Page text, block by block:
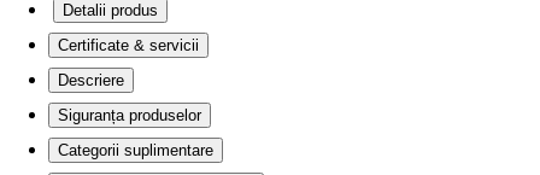
Detalii produs
Certificate & servicii
Descriere
Siguranța produselor
Categorii suplimentare